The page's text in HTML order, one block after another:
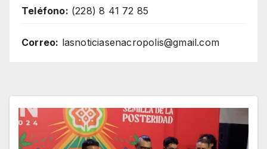
Teléfono: (228) 8 41 72 85
Correo: lasnoticiasenacropolis@gmail.com